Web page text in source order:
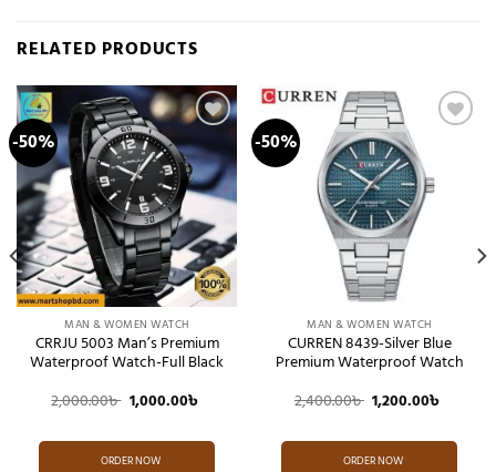
RELATED PRODUCTS
-50% Add to
wishlist
MAN & WOMEN WATCH
CRRJU 5003 Man’s Premium
Waterproof Watch-Full Black
2,000.00৳ Original
price
2,000.00৳ .
1,000.00৳
1,000.00৳ .
ORDER NOW
-50%
MAN & WOMEN WATCH
CURREN 8439-Silver Blue
Premium Waterproof Watch
2,400.00৳ Original
price
2,400.00৳ .
1,200.00৳
ORDER NOW